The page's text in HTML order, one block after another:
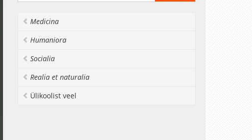
Medicina
Humaniora
Socialia
Realia et naturalia
Ülikoolist veel